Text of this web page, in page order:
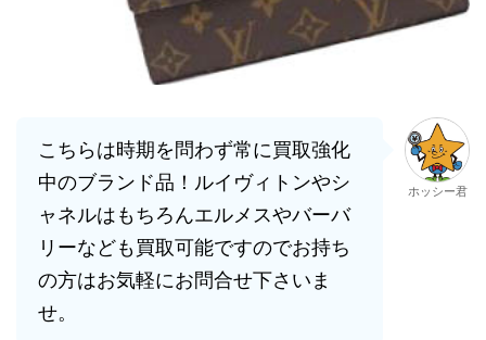
こちらは時期を問わず常に買取強化
中のブランド品！ルイヴィトンやシ
ャネルはもちろんエルメスやバーバ
リーなども買取可能ですのでお持ち
の方はお気軽にお問合せ下さいま
せ。
ホッシー君